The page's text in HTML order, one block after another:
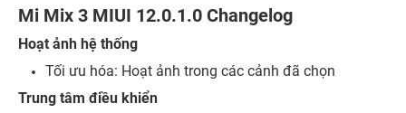
Mi Mix 3 MIUI 12.0.1.0 Changelog
Hoạt ảnh hệ thống
Tối ưu hóa: Hoạt ảnh trong các cảnh đã chọn
Trung tâm điều khiển